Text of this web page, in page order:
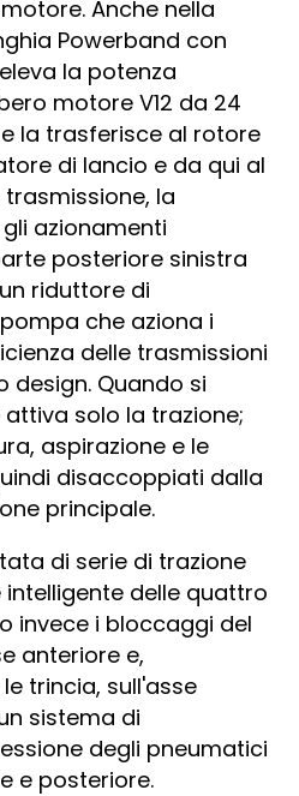
Anche nella
Powerband con
la potenza
motore V12 da 24
la trasferisce al rotore
di lancio e da qui al
trasmissione, la
azionamenti
posteriore sinistra
riduttore di
che aziona i
delle trasmissioni
design. Quando si
solo la trazione;
aspirazione e le
disaccoppiati dalla
principale.
di serie di trazione
delle quattro
invece i bloccaggi del
anteriore e,
trincia, sull'asse
sistema di
degli pneumatici
e posteriore.